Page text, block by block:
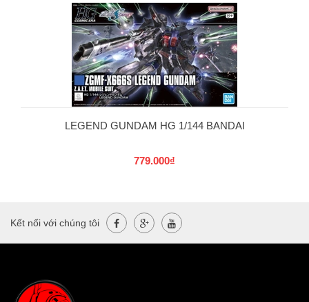
LEGEND GUNDAM HG 1/144 BANDAI
779.000₫
Kết nối với chúng tôi